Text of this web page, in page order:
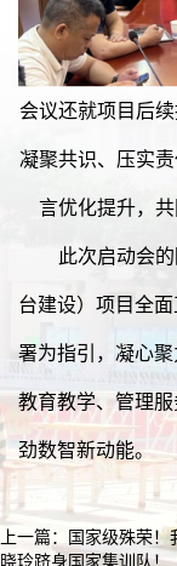
会议还就项目后
凝聚共识、压实
言优化提升，
此次启动会
台建设）项目全
署为指引，凝心
教育教学、管理
劲数智新动能。
上一篇： 国家级殊荣！
晓玲跻身国家集训队！